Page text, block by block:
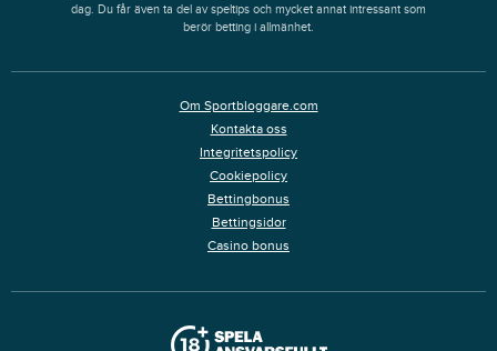
dag. Du får även ta del av speltips och mycket annat intressant som
berör betting i allmänhet.
Om Sportbloggare.com
Kontakta oss
Integritetspolicy
Cookiepolicy
Bettingbonus
Bettingsidor
Casino bonus